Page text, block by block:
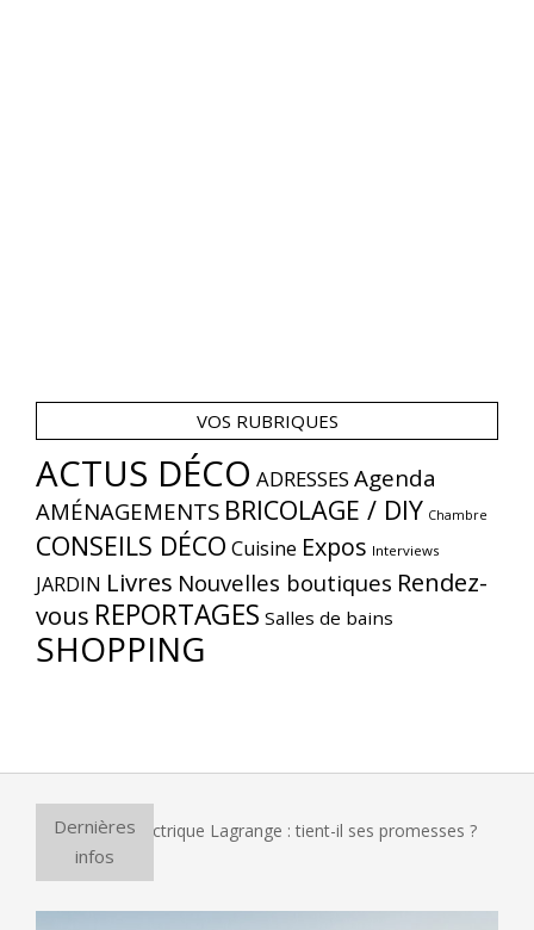
VOS RUBRIQUES
ACTUS DÉCO ADRESSES Agenda
AMÉNAGEMENTS BRICOLAGE / DIY Chambre
CONSEILS DÉCO Cuisine Expos Interviews
JARDIN Livres Nouvelles boutiques Rendez-
vous REPORTAGES Salles de bains
SHOPPING
Dernières
infos
à pizza électrique Lagrange : tient-il ses promesses ?